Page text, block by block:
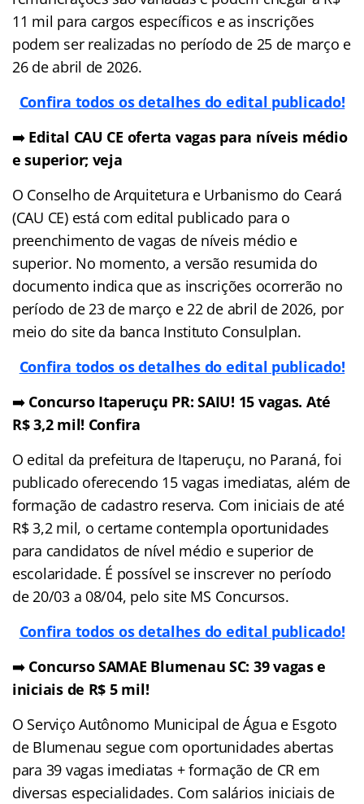
11 mil para cargos específicos e as inscrições
podem ser realizadas no período de 25 de março e
26 de abril de 2026.
Confira todos os detalhes do edital publicado!
➡️ Edital CAU CE oferta vagas para níveis médio
e superior; veja
O Conselho de Arquitetura e Urbanismo do Ceará
(CAU CE) está com edital publicado para o
preenchimento de vagas de níveis médio e
superior. No momento, a versão resumida do
documento indica que as inscrições ocorrerão no
período de 23 de março e 22 de abril de 2026, por
meio do site da banca Instituto Consulplan.
Confira todos os detalhes do edital publicado!
➡️ Concurso Itaperuçu PR: SAIU! 15 vagas. Até
R$ 3,2 mil! Confira
O edital da prefeitura de Itaperuçu, no Paraná, foi
publicado oferecendo 15 vagas imediatas, além de
formação de cadastro reserva. Com iniciais de até
R$ 3,2 mil, o certame contempla oportunidades
para candidatos de nível médio e superior de
escolaridade. É possível se inscrever no período
de 20/03 a 08/04, pelo site MS Concursos.
Confira todos os detalhes do edital publicado!
➡️ Concurso SAMAE Blumenau SC: 39 vagas e
iniciais de R$ 5 mil!
O Serviço Autônomo Municipal de Água e Esgoto
de Blumenau segue com oportunidades abertas
para 39 vagas imediatas + formação de CR em
diversas especialidades. Com salários iniciais de